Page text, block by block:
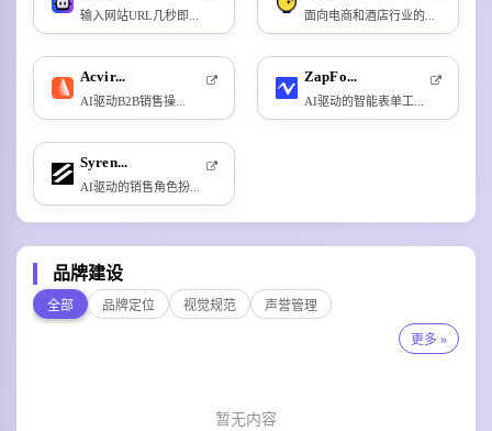
输入网站URL几秒即... 面向电商和酒店行业的...
Acvir...
AI驱动B2B销售操...
ZapFo...
AI驱动的智能表单工...
Syren...
AI驱动的销售角色扮...
品牌建设
全部 品牌定位 视觉规范 声誉管理
更多 »
暂无内容